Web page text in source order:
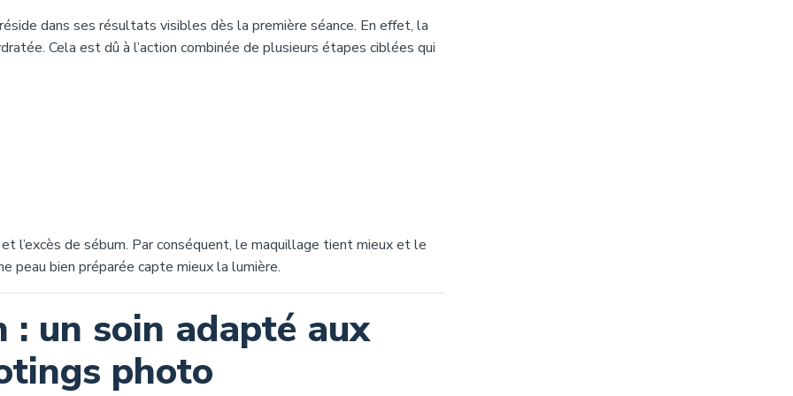
dans ses résultats visibles dès la première séance. En effet, la
Cela est dû à l’action combinée de plusieurs étapes ciblées qui
l’excès de sébum. Par conséquent, le maquillage tient mieux et le
peau bien préparée capte mieux la lumière.
un soin adapté aux
photo